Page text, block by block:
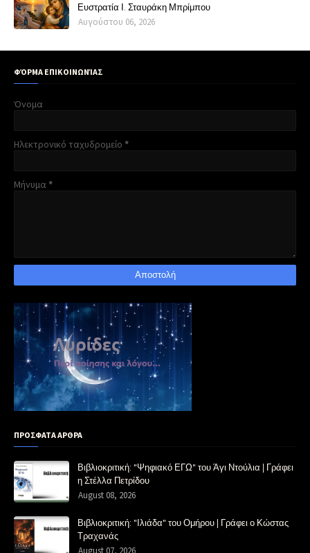
Ευστρατία Ι. Σταυράκη Μπρίμπου
Αυγούστου 06, 2026
ΦΌΡΜΑ ΕΠΙΚΟΙΝΩΝΊΑΣ
Όνομα
Ηλεκτρονικό ταχυδρομείο *
Μήνυμα *
ΠΡΟΣΦΑΤΑ ΑΡΘΡΑ
Βιβλιοκριτική: "Ψηφιακό ΕΓΩ" του Άγι Ντούλια | Γράφει
η Στέλλα Πετρίδου
August 08, 2026
Βιβλιοκριτική: "Ιλιάδα" του Ομήρου | Γράφει ο Κώστας
Τραχανάς
August 07, 2026